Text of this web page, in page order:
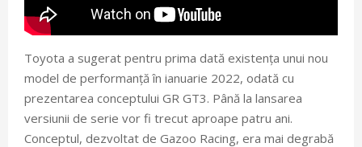
Toyota a sugerat pentru prima dată existența unui nou
model de performanță în ianuarie 2022, odată cu
prezentarea conceptului GR GT3. Până la lansarea
versiunii de serie vor fi trecut aproape patru ani.
Conceptul, dezvoltat de Gazoo Racing, era mai degrabă